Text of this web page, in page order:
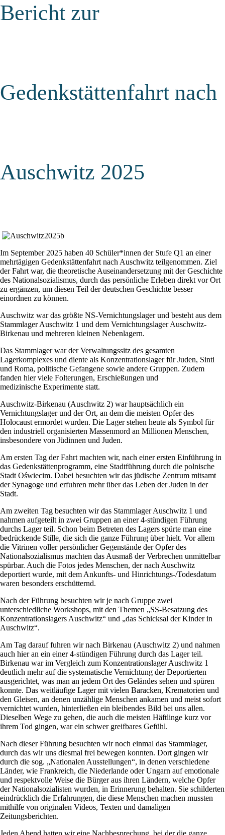
Bericht zur
Gedenkstättenfahrt nach
Auschwitz 2025
Im September 2025 haben 40 Schüler*innen der Stufe Q1 an einer
mehrtägigen Gedenkstättenfahrt nach Auschwitz teilgenommen. Ziel
der Fahrt war, die theoretische Auseinandersetzung mit der Geschichte
des Nationalsozialismus, durch das persönliche Erleben direkt vor Ort
zu ergänzen, um diesen Teil der deutschen Geschichte besser
einordnen zu können.
Auschwitz war das größte NS-Vernichtungslager und besteht aus dem
Stammlager Auschwitz 1 und dem Vernichtungslager Auschwitz-
Birkenau und mehreren kleinen Nebenlagern.
Das Stammlager war der Verwaltungssitz des gesamten
Lagerkomplexes und diente als Konzentrationslager für Juden, Sinti
und Roma, politische Gefangene sowie andere Gruppen. Zudem
fanden hier viele Folterungen, Erschießungen und
medizinische Experimente statt.
Auschwitz-Birkenau (Auschwitz 2) war hauptsächlich ein
Vernichtungslager und der Ort, an dem die meisten Opfer des
Holocaust ermordet wurden. Die Lager stehen heute als Symbol für
den industriell organisierten Massenmord an Millionen Menschen,
insbesondere von Jüdinnen und Juden.
Am ersten Tag der Fahrt machten wir, nach einer ersten Einführung in
das Gedenkstättenprogramm, eine Stadtführung durch die polnische
Stadt Oświecim. Dabei besuchten wir das jüdische Zentrum mitsamt
der Synagoge und erfuhren mehr über das Leben der Juden in der
Stadt.
Am zweiten Tag besuchten wir das Stammlager Auschwitz 1 und
nahmen aufgeteilt in zwei Gruppen an einer 4-stündigen Führung
durchs Lager teil. Schon beim Betreten des Lagers spürte man eine
bedrückende Stille, die sich die ganze Führung über hielt. Vor allem
die Vitrinen voller persönlicher Gegenstände der Opfer des
Nationalsozialismus machten das Ausmaß der Verbrechen unmittelbar
spürbar. Auch die Fotos jedes Menschen, der nach Auschwitz
deportiert wurde, mit dem Ankunfts- und Hinrichtungs-/Todesdatum
waren besonders erschütternd.
Nach der Führung besuchten wir je nach Gruppe zwei
unterschiedliche Workshops, mit den Themen „SS-Besatzung des
Konzentrationslagers Auschwitz“ und „das Schicksal der Kinder in
Auschwitz“.
Am Tag darauf fuhren wir nach Birkenau (Auschwitz 2) und nahmen
auch hier an ein einer 4-stündigen Führung durch das Lager teil.
Birkenau war im Vergleich zum Konzentrationslager Auschwitz 1
deutlich mehr auf die systematische Vernichtung der Deportierten
ausgerichtet, was man an jedem Ort des Geländes sehen und spüren
konnte. Das weitläufige Lager mit vielen Baracken, Krematorien und
den Gleisen, an denen unzählige Menschen ankamen und meist sofort
vernichtet wurden, hinterließen ein bleibendes Bild bei uns allen.
Dieselben Wege zu gehen, die auch die meisten Häftlinge kurz vor
ihrem Tod gingen, war ein schwer greifbares Gefühl.
Nach dieser Führung besuchten wir noch einmal das Stammlager,
durch das wir uns diesmal frei bewegen konnten. Dort gingen wir
durch die sog. „Nationalen Ausstellungen“, in denen verschiedene
Länder, wie Frankreich, die Niederlande oder Ungarn auf emotionale
und respektvolle Weise die Bürger aus ihren Ländern, welche Opfer
der Nationalsozialisten wurden, in Erinnerung behalten. Sie schilderten
eindrücklich die Erfahrungen, die diese Menschen machen mussten
mithilfe von originalen Videos, Texten und damaligen
Zeitungsberichten.
Jeden Abend hatten wir eine Nachbesprechung, bei der die ganze